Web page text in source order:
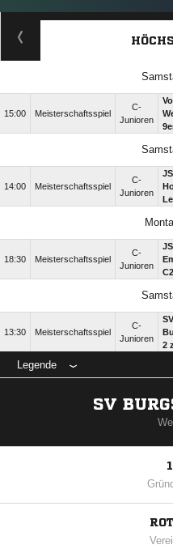
15:00 Meisterschaftsspiel
C-
Junioren
14:00 Meisterschaftsspiel
C-
Junioren
18:30 Meisterschaftsspiel
C-
Junioren
13:30 Meisterschaftsspiel
C-
Junioren
SV
2
Legende
SV